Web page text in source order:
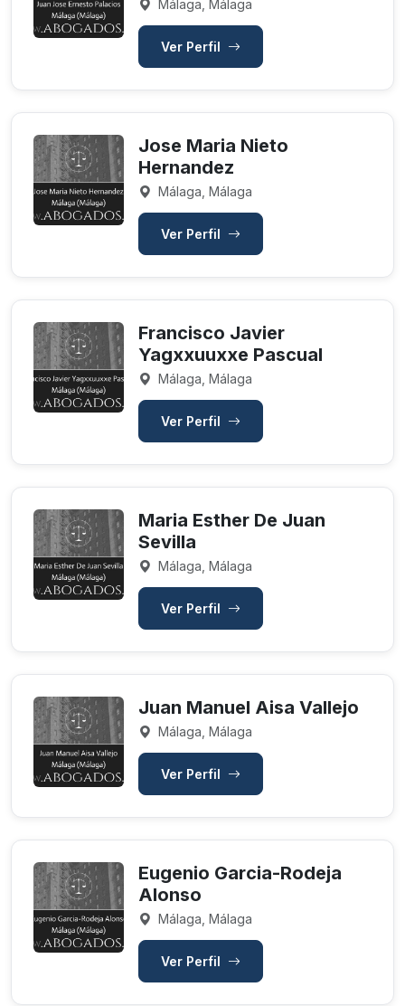
Málaga, Málaga
Ver Perfil
Jose Maria Nieto
Hernandez
Málaga, Málaga
Ver Perfil
Francisco Javier
Yagxxuuxxe Pascual
Málaga, Málaga
Ver Perfil
Maria Esther De Juan
Sevilla
Málaga, Málaga
Ver Perfil
Juan Manuel Aisa Vallejo
Málaga, Málaga
Ver Perfil
Eugenio Garcia-Rodeja
Alonso
Málaga, Málaga
Ver Perfil